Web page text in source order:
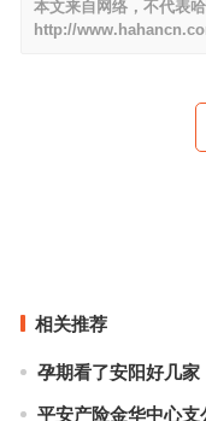
本文来自网络，不代表
http://
相关推荐
孕期看了安阳好几
平安产险金华中心